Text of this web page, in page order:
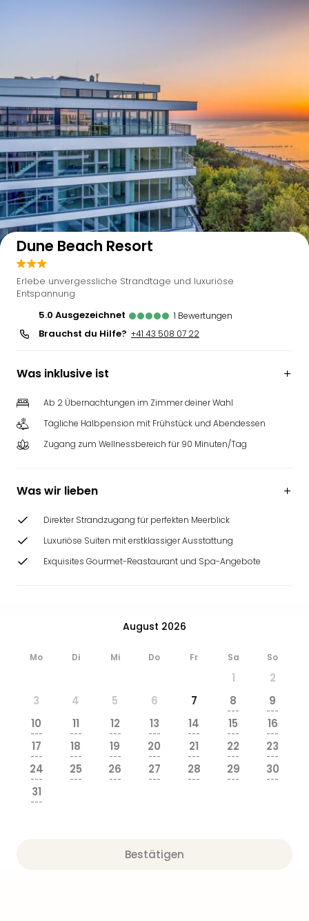
Auf der Karte anzeigen
Dune Beach Resort
Erlebe unvergessliche Strandtage und luxuriöse
Entspannung
5.0
ausgezeichnet 1 Bewertungen
Brauchst du Hilfe? +41 43 508 07 22
Was inklusive ist
Ab 2 Übernachtungen im Zimmer deiner Wahl
Tägliche Halbpension mit Frühstück und Abendessen
Zugang zum Wellnessbereich für 90 Minuten/Tag
Was wir lieben
Direkter Strandzugang für perfekten Meerblick
Luxuriöse Suiten mit erstklassiger Ausstattung
Exquisites Gourmet-Reastaurant und Spa-Angebote
August 2026
Mo Di Mi Do Fr Sa So
1
2
3
4 5 6 7 8
---
9
---
10
---
11
---
12
---
13
---
14
---
15
---
16
---
17
---
18
---
19
---
20
---
21
---
22
---
23
---
24
---
25
---
26
---
27
---
28
---
29
---
30
---
31
---
Bestätigen